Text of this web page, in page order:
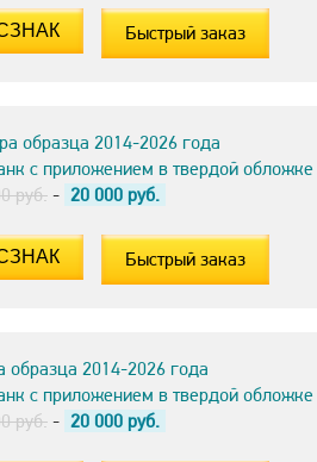
Быстрый заказ
образца 2014-2026 года
с приложением в твердой обложке
руб. - 20 000 руб.
Быстрый заказ
образца 2014-2026 года
с приложением в твердой обложке
руб. - 20 000 руб.